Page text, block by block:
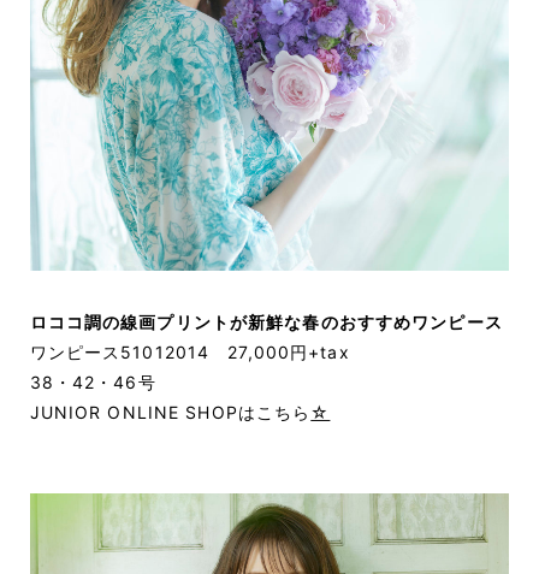
ロココ調の線画プリントが新鮮な春のおすすめワンピース
ワンピース51012014 27,000円+tax
38・42・46号
JUNIOR ONLINE SHOPはこちら ☆